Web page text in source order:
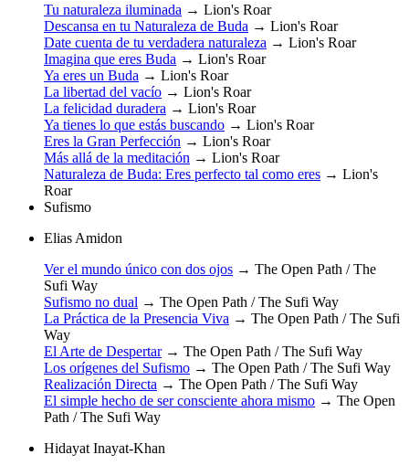
Tu naturaleza iluminada → Lion's Roar
Descansa en tu Naturaleza de Buda → Lion's Roar
Date cuenta de tu verdadera naturaleza → Lion's Roar
Imagina que eres Buda → Lion's Roar
Ya eres un Buda → Lion's Roar
La libertad del vacío → Lion's Roar
La felicidad duradera → Lion's Roar
Ya tienes lo que estás buscando → Lion's Roar
Eres la Gran Perfección → Lion's Roar
Más allá de la meditación → Lion's Roar
Naturaleza de Buda: Eres perfecto tal como eres → Lion's
Roar
Sufismo
Elias Amidon
Ver el mundo único con dos ojos → The Open Path / The
Sufi Way
Sufismo no dual → The Open Path / The Sufi Way
La Práctica de la Presencia Viva → The Open Path / The Sufi
Way
El Arte de Despertar→ The Open Path / The Sufi Way
Los orígenes del Sufismo → The Open Path / The Sufi Way
Realización Directa → The Open Path / The Sufi Way
El simple hecho de ser consciente ahora mismo → The Open
Path / The Sufi Way
Hidayat Inayat-Khan